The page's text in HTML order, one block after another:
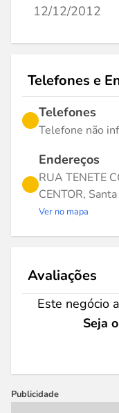
12/12/2012
Telefones e
Telefones
Telefone não
Endereços
RUA TENETE
CENTOR,
Ver no mapa
Avaliações
Este negócio
Seja
Publicidade